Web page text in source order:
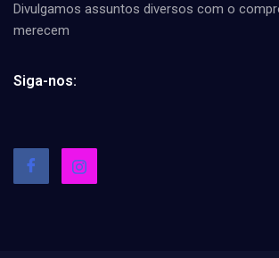
Divulgamos assuntos diversos com o
merecem
Siga-nos: